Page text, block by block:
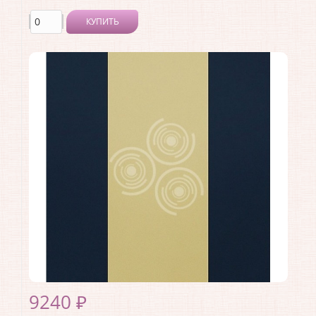
КУПИТЬ
Производитель:Ralph Lauren
Коллекция:Family Places
9240 ₽